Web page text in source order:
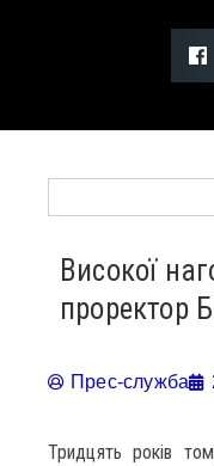
Високої
проректор
Прес-служба
Тридцять років